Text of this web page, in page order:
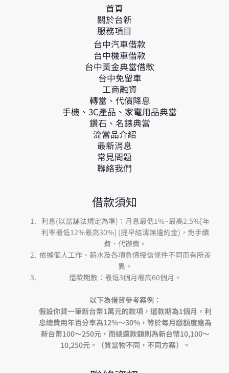
首頁
關於台新
服務項目
台中汽車借款
台中機車借款
台中黃金典當借款
台中免留車
工商融資
轉當、代償降息
手機、3C產品、家電用品典當
鑽石、名錶典當
流當品介紹
最新消息
常見問題
聯絡我們
借款須知
利息(以當舖法規定為準)：月息最低1%~最高2.5%[年
利率最低12%最高30%] (提早結清無違約金)，免手續
費、代辦費。
依據個人工作、薪水及各項負債授信條件不同而有所差
異。
還款期數：最低3個月最高60個月。
以下為借貸參考案例：
假設你貸一筆新台幣1萬元的款項，還款期為1個月，利
息總費用年百分率為12%～30%，等於每月繳額度應為
新台幣100～250元，而總還款額則為新台幣10,100～
10,250元。（質當物不同，不同方案）。